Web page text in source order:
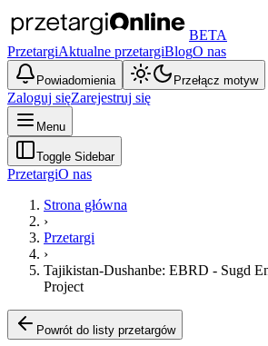
BETA
PrzetargiAktualne przetargiBlogO nas
Powiadomienia Przełącz motyw
Zaloguj sięZarejestruj się
Menu
Toggle Sidebar
PrzetargiO nas
Strona główna
›
Przetargi
›
Tajikistan-Dushanbe: EBRD - Sugd
Project
Powrót do listy przetargów